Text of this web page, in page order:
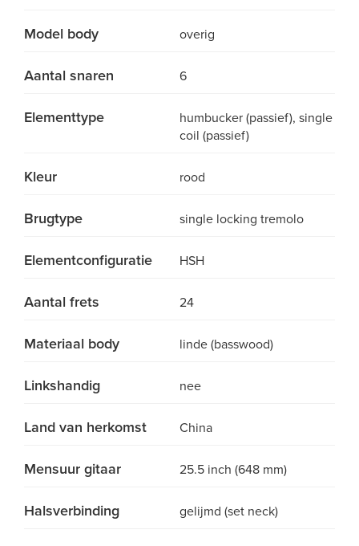
Model body overig
Aantal snaren 6
Elementtype
humbucker (passief), single
coil (passief)
Kleur rood
Brugtype single locking tremolo
Elementconfiguratie HSH
Aantal frets 24
Materiaal body linde (basswood)
Linkshandig nee
Land van herkomst China
Mensuur gitaar 25.5 inch (648 mm)
Halsverbinding gelijmd (set neck)